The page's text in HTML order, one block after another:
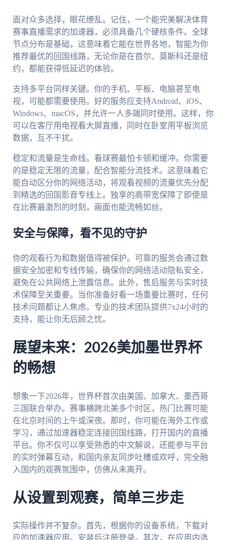
面对众多选择，眼花缭乱。记住，一个能完美解决体育
赛事直播需求的加速器，必须具备几个硬核条件。全球
节点分布是基础，这意味着它能在世界各地，智能为你
推荐最优的回国线路，无论你是在首尔、莫斯科还是纽
约，都能获得低延迟的体验。
支持多平台同样关键。你的手机、平板、电脑甚至电
视，可能都需要使用。好的服务应支持Android、iOS、
Windows、macOS，并允许一人多端同时使用。这样，你
可以在客厅用电视看大屏直播，同时在卧室用平板浏览
数据，互不干扰。
稳定和流量是生命线。看球赛最怕卡顿和缓冲。你需要
的是稳定无限的流量，配合智能分流技术。这意味着它
能自动区分你的网络活动，将观看视频的流量优先分配
到精选的回国影音专线上。独享的高带宽保障了即使是
在比赛最激烈的时刻，画面也能流畅如丝。
安全与保障，看不见的守护
你的观看行为和数据值得被保护。可靠的服务会通过数
据安全加密和专线传输，确保你的网络活动隐私安全，
避免在公共网络上泄露信息。此外，售后服务与实时技
术保障至关重要。当你准备好看一场重要比赛时，任何
技术问题都让人焦虑。专业的技术团队提供7x24小时的
支持，能让你无后顾之忧。
展望未来：2026美加墨世界杯
的畅想
想象一下2026年，世界杯首次由美国、加拿大、墨西哥
三国联合举办。赛事横跨北美多个时区，热门比赛可能
在北京时间的上午或深夜。那时，你可能在海外工作或
学习，通过加速器稳定连接回国线路，打开国内的直播
平台。你不仅可以享受熟悉的中文解说，还能参与平台
的实时弹幕互动，和国内亲友同步吐槽或欢呼，完全融
入国内的观赛氛围中，仿佛从未离开。
从设置到观赛，简单三步走
实际操作并不复杂。首先，根据你的设备系统，下载对
应的加速器应用。安装后注册登录。其次，在应用内选